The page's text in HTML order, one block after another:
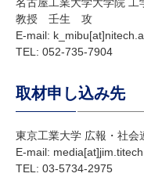
教授 壬生 攻
E-mail:
TEL : 052-735-7904
取材申し込み先
東京工業大学 広報・社会
E-mail:
TEL : 03-5734-2975